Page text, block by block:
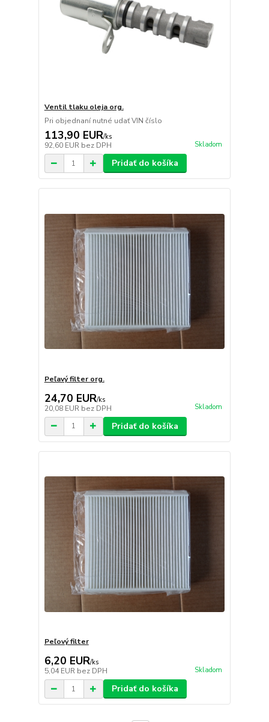
Ventil tlaku oleja org.
Pri objednaní nutné udať VIN číslo
113,90 EUR/ks
92,60 EUR bez DPH Skladom
Pridať do košíka
Peľavý filter org.
24,70 EUR/ks
20,08 EUR bez DPH Skladom
Pridať do košíka
Peľový filter
6,20 EUR/ks
5,04 EUR bez DPH Skladom
Pridať do košíka